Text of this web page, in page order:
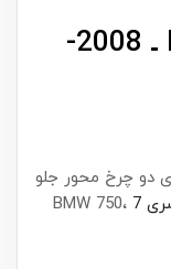
لنت ترمز جلو BMW 750 ـ 2008-
دو چرخ محور جلو
7
،BMW 750